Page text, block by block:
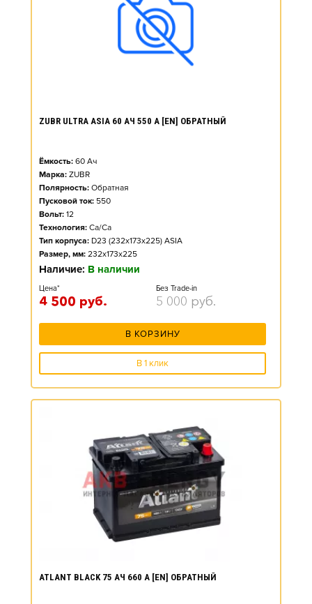
ZUBR ULTRA ASIA 60 АЧ 550 А [EN] ОБРАТНЫЙ
Ёмкость: 60 Ач
Марка: ZUBR
Полярность: Обратная
Пусковой ток: 550
Вольт: 12
Технология: Ca/Ca
Тип корпуса: D23 (232x173x225) ASIA
Размер, мм: 232x173x225
Наличие: В наличии
Цена*
4 500 руб.
Без Trade-in
5 000 руб.
В КОРЗИНУ
В 1 клик
ATLANT BLACK 75 АЧ 660 А [EN] ОБРАТНЫЙ